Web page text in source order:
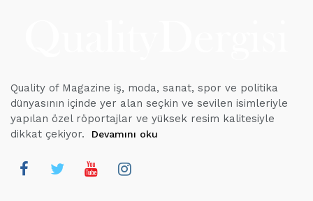
Quality of Magazine iş, moda, sanat, spor ve politika
dünyasının içinde yer alan seçkin ve sevilen isimleriyle
yapılan özel röportajlar ve yüksek resim kalitesiyle
dikkat çekiyor.
Devamını oku